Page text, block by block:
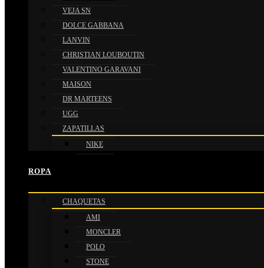
VEJA SN
DOLCE GABBANA
LANVIN
CHRISTIAN LOUBOUTIN
VALENTINO GARAVANI
MAISON
DR MARTEENS
UGG
ZAPATILLAS
NIKE
ROPA
CHAQUETAS
AMI
MONCLER
POLO
STONE